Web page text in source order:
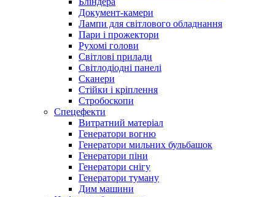
Документ-камери
Лампи для світлового обладнання
Пари і прожектори
Рухомі голови
Світлові прилади
Світлодіодні панелі
Сканери
Стійки і кріплення
Стробоскопи
Спецефекти
Витратний матеріал
Генератори вогню
Генератори мильних бульбашок
Генератори піни
Генератори снігу
Генератори туману
Дим машини